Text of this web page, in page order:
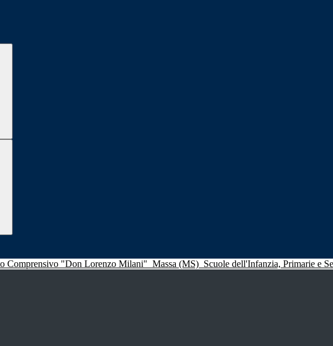
Comprensivo "Don Lorenzo Milani" Massa (MS) Scuole dell'Infanzia, Primarie e